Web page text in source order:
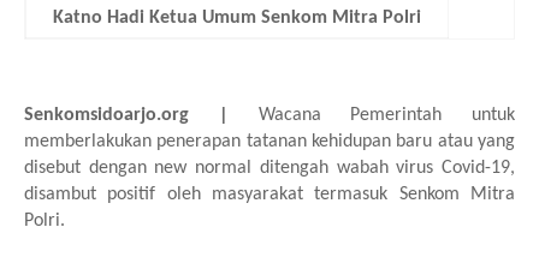
Katno Hadi Ketua Umum Senkom Mitra Polri
Senkomsidoarjo.org | Wacana Pemerintah untuk
memberlakukan penerapan tatanan kehidupan baru atau yang
disebut dengan new normal ditengah wabah virus Covid-19,
disambut positif oleh masyarakat termasuk Senkom Mitra
Polri.